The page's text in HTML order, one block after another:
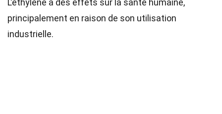
L'éthylène a des effets sur la santé humaine,
principalement en raison de son utilisation
industrielle.